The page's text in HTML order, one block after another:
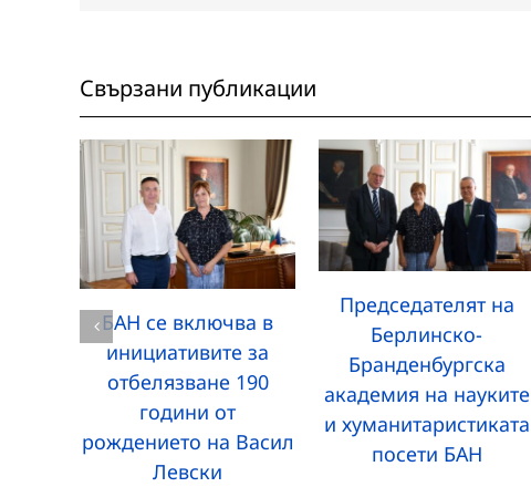
Свързани публикации
БАН се включва в
инициативите за
отбелязване 190
години от
рождението на Васил
Левски
Председателят на
Берлинско-
Бранденбургска
академия на науките
и хуманитаристиката
посети БАН